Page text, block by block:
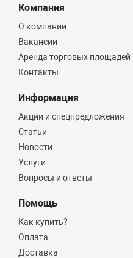
Компания
О компании
Вакансии
Аренда торговых площадей
Контакты
Информация
Акции и спецпредложения
Статьи
Новости
Услуги
Вопросы и ответы
Помощь
Как купить?
Оплата
Доставка